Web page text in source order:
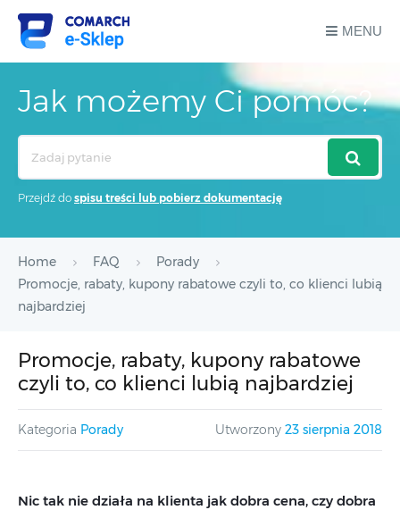
MENU
Jak możemy Ci pomóc?
Przejdź do spisu treści lub pobierz dokumentację
Home FAQ
Porady
Promocje, rabaty, kupony rabatowe czyli to, co klienci lubią
najbardziej
Promocje, rabaty, kupony rabatowe
czyli to, co klienci lubią najbardziej
Kategoria Porady Utworzony 23 sierpnia 2018
Nic tak nie działa na klienta jak dobra cena, czy dobra